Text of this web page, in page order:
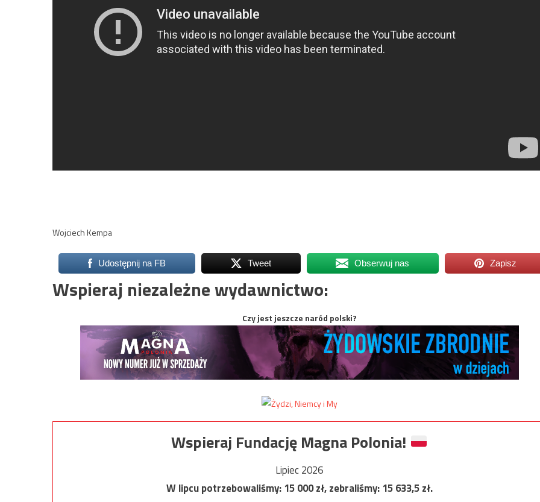
Wojciech Kempa
Udostępnij na FB Tweet Obserwuj nas Zapisz
Wspieraj niezależne wydawnictwo:
Czy jest jeszcze naród polski?
Wspieraj Fundację Magna Polonia!
Lipiec 2026
W lipcu potrzebowaliśmy:15 000zł, zebraliśmy:15 633,5zł.